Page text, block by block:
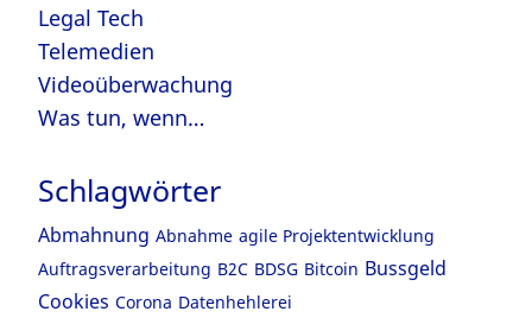
Legal Tech
Telemedien
Videoüberwachung
Was tun, wenn…
Schlagwörter
Abmahnung Abnahme agile Projektentwicklung
Auftragsverarbeitung B2C BDSG Bitcoin Bussgeld
Cookies Corona Datenhehlerei